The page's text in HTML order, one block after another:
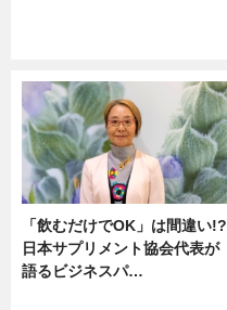
「飲むだけでOK」は間違い!?
日本サプリメント協会代表が
語るビジネスパ…